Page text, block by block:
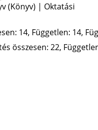
(Könyv) | Oktatási
14, Független: 14,
összesen: 22,